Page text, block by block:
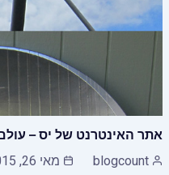
אתר האינטרנט של יס –
blogcount מאי 26, 2015